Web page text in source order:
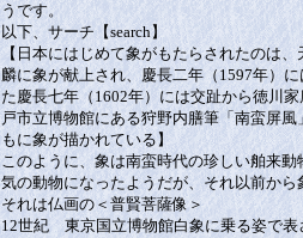
うです。
以下、サーチ【search】
【日本にはじめて象がもたらされたのは
麟に象が献上され、慶長二年（1597年）
た慶長七年（1602年）には交趾から徳川
戸市立博物館にある狩野内膳筆「南蛮屏
もに象が描かれている】
このように、象は南蛮時代の珍しい舶来
気の動物になったようだが、それ以前か
それは仏画の＜普賢菩薩像＞
12世紀 東京国立博物館白象に乗る姿で表